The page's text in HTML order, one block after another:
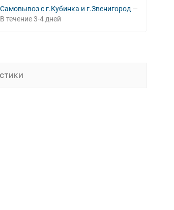
Самовывоз с г.Кубинка и г.Звенигород
В течение 3-4 дней